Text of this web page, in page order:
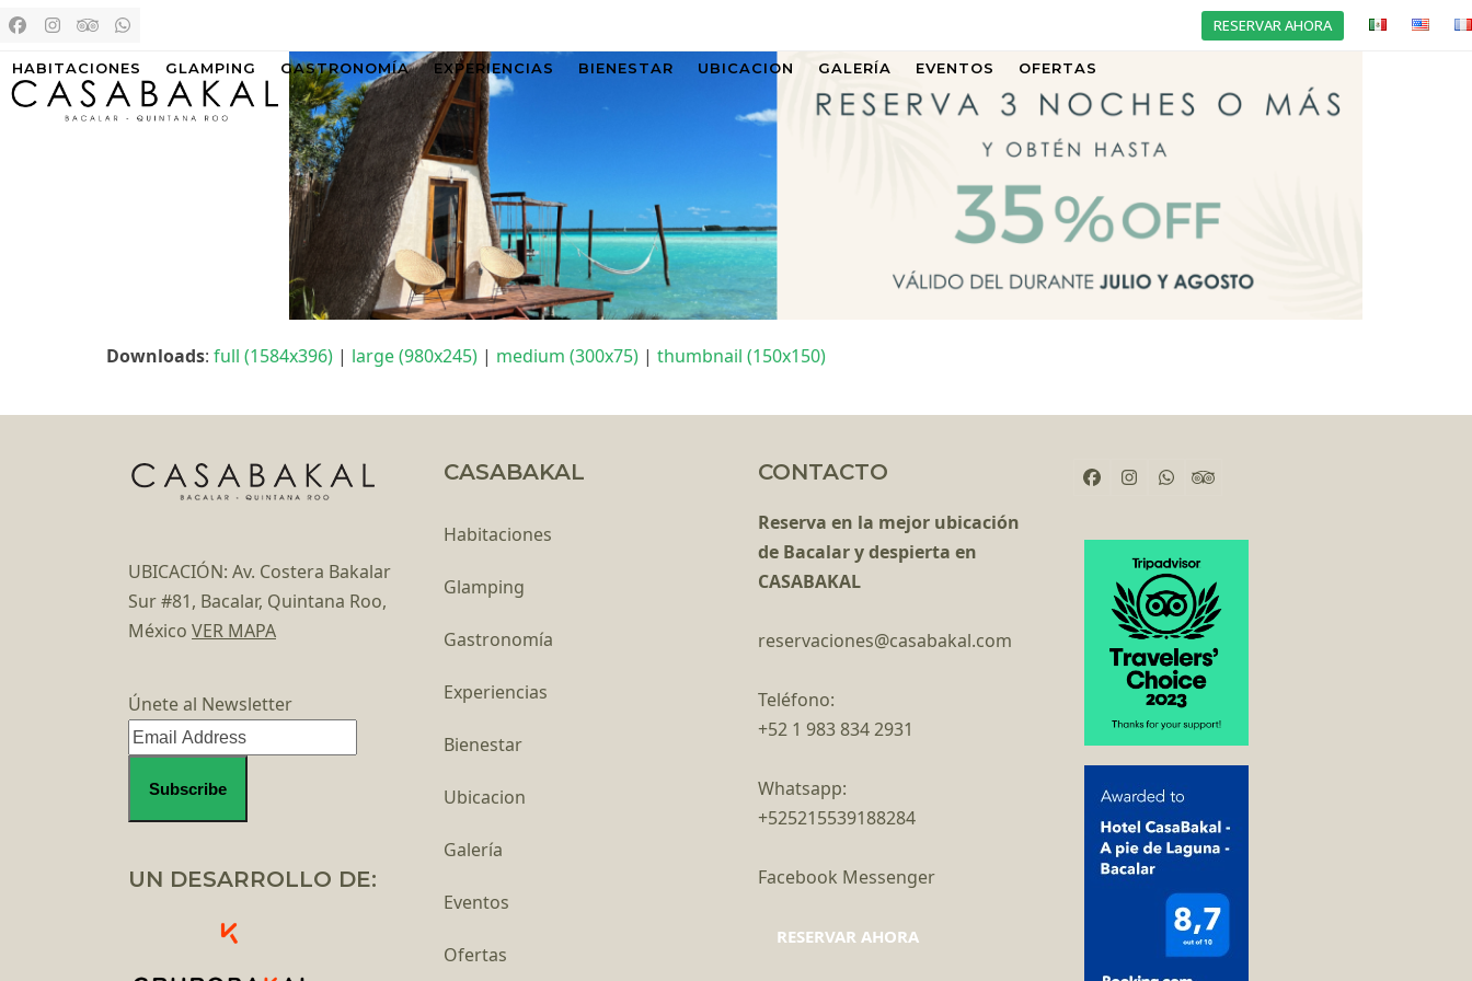
Skip
content
Facebook
Instagram
Tripadvisor
Whatsapp RESERVAR AHORA
HABITACIONES GLAMPING GASTRONOMÍA EXPERIENCIAS BIENESTAR UBICACION GALERÍA EVENTOS OFERTAS
Downloads: full (1584x396) | large (980x245) | medium (300x75) | thumbnail (150x150)
UBICACIÓN: Av. Costera Bakalar
Sur #81, Bacalar, Quintana Roo,
México VER MAPA
Únete al Newsletter
UN DESARROLLO DE:
CASABAKAL
Habitaciones
Glamping
Gastronomía
Experiencias
Bienestar
Ubicacion
Galería
Eventos
Ofertas
CONTACTO
Reserva en la mejor ubicación
de Bacalar y despierta en
CASABAKAL
reservaciones@casabakal.com
Teléfono:
+52 1 983 834 2931
Whatsapp:
+525215539188284
Facebook Messenger
RESERVAR AHORA
Facebook
Instagram
WhatsappTripadvisor